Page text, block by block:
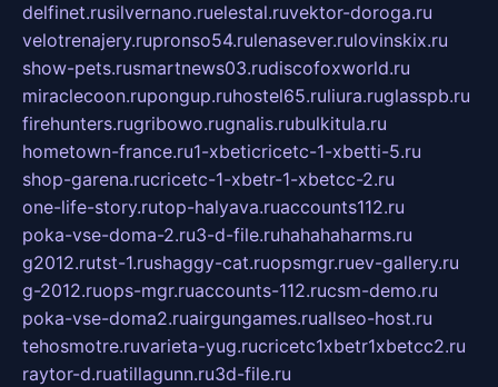
delfinet.rusilvernano.ruelestal.ruvektor-doroga.ru
velotrenajery.rupronso54.rulenasever.rulovinskix.ru
show-pets.rusmartnews03.rudiscofoxworld.ru
miraclecoon.rupongup.ruhostel65.ruliura.ruglasspb.ru
firehunters.rugribowo.rugnalis.rubulkitula.ru
hometown-france.ru1-xbeticricetc-1-xbetti-5.ru
shop-garena.rucricetc-1-xbetr-1-xbetcc-2.ru
one-life-story.rutop-halyava.ruaccounts112.ru
poka-vse-doma-2.ru3-d-file.ruhahahaharms.ru
g2012.rutst-1.rushaggy-cat.ruopsmgr.ruev-gallery.ru
g-2012.ruops-mgr.ruaccounts-112.rucsm-demo.ru
poka-vse-doma2.ruairgungames.ruallseo-host.ru
tehosmotre.ruvarieta-yug.rucricetc1xbetr1xbetcc2.ru
raytor-d.ruatillagunn.ru3d-file.ru